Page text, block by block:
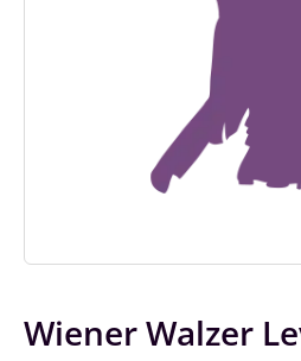
Wiener Walzer